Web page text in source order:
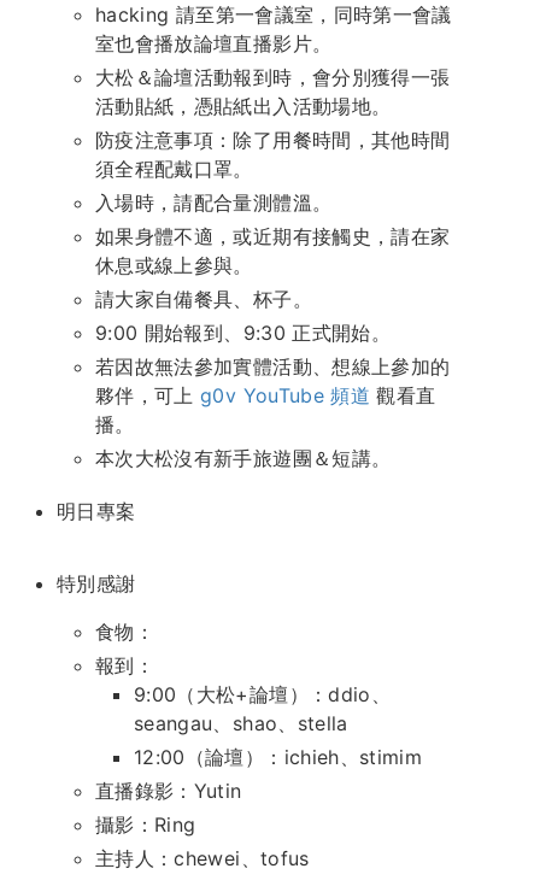
hacking 請至第一會議室，同時第一會議
室也會播放論壇直播影片。
大松＆論壇活動報到時，會分別獲得一張
活動貼紙，憑貼紙出入活動場地。
防疫注意事項：除了用餐時間，其他時間
須全程配戴口罩。
入場時，請配合量測體溫。
如果身體不適，或近期有接觸史，請在家
休息或線上參與。
請大家自備餐具、杯子。
9:00 開始報到、9:30 正式開始。
若因故無法參加實體活動、想線上參加的
夥伴，可上g0v YouTube 頻道 觀看直
播。
本次大松沒有新手旅遊團＆短講。
明日專案
特別感謝
食物：
報到：
9:00（大松+論壇）：ddio、
seangau、shao、stella
12:00（論壇）：ichieh、stimim
直播錄影：Yutin
攝影：Ring
主持人：chewei、tofus